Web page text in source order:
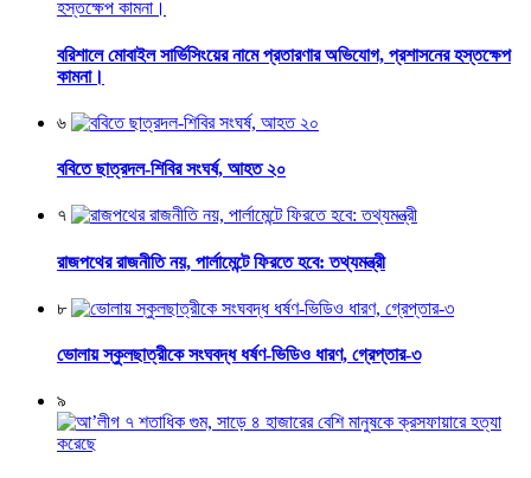
বরিশালে মোবাইল সার্ভিসিংয়ের নামে প্রতারণার অভিযোগ, প্রশাসনের হস্তক্ষেপ
কামনা।
৬
ববিতে ছাত্রদল-শিবির সংঘর্ষ, আহত ২০
৭
রাজপথের রাজনীতি নয়, পার্লামেন্টে ফিরতে হবে: তথ্যমন্ত্রী
৮
ভোলায় স্কুলছাত্রীকে সংঘবদ্ধ ধর্ষণ-ভিডিও ধারণ, গ্রেপ্তার-৩
৯